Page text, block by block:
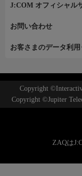
J:COM オフィシャル
お問い合わせ
お客さまのデータ利
Copyright
Copyright ©Jupiter
ZAQは